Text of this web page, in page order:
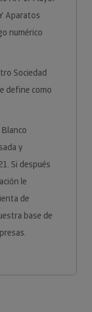
Aparatos
numérico
Sociedad
define como
y
Si después
le
de
base de